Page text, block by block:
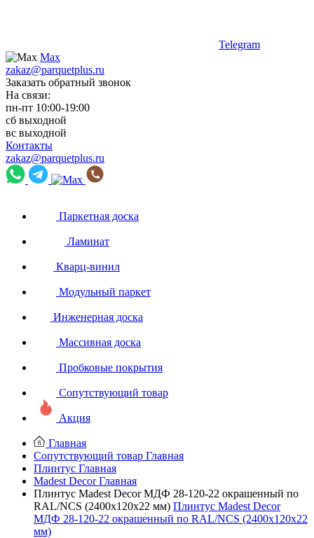
Telegram
Max
zakaz@parquetplus.ru
Заказать обратный звонок
На связи:
пн-пт 10:00-19:00
сб выходной
вс выходной
Контакты
zakaz@parquetplus.ru
Паркетная доска
Ламинат
Кварц-винил
Модульный паркет
Инженерная доска
Массивная доска
Пробковые покрытия
Сопутствующий товар
Акция
Главная
Сопутствующий товар Главная
Плинтус Главная
Madest Decor Главная
Плинтус Madest Decor МДФ 28-120-22 окрашенный по
RAL/NCS (2400х120х22 мм) Плинтус Madest Decor
МДФ 28-120-22 окрашенный по RAL/NCS (2400х120х22
мм)